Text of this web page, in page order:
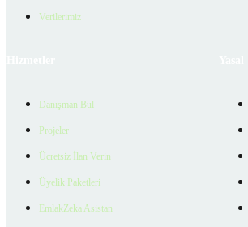
Verilerimiz
Danışman Bul
Projeler
Ücretsiz İlan Verin
Üyelik Paketleri
EmlakZeka Asistan